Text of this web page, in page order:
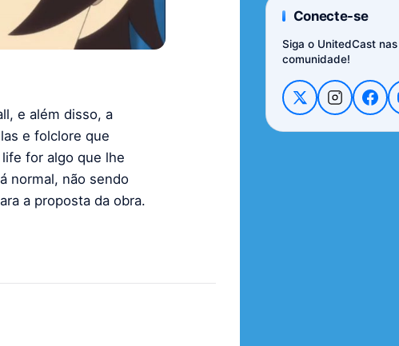
e além disso, a
e folclore que
for algo que lhe
normal, não sendo
a proposta da obra.
Conecte-se
Siga o UnitedCast
comunidade!